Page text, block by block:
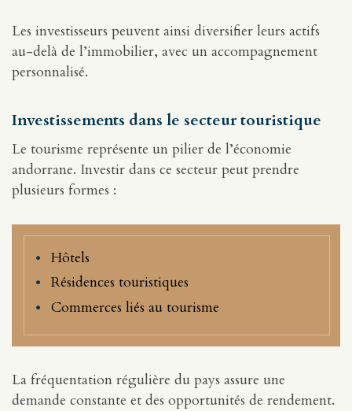
Les investisseurs peuvent ainsi diversifier leurs actifs
au-delà de l’immobilier, avec un accompagnement
personnalisé.
Investissements dans le secteur touristique
Le tourisme représente un pilier de l’économie
andorrane. Investir dans ce secteur peut prendre
plusieurs formes :
Hôtels
Résidences touristiques
Commerces liés au tourisme
La fréquentation régulière du pays assure une
demande constante et des opportunités de rendement.